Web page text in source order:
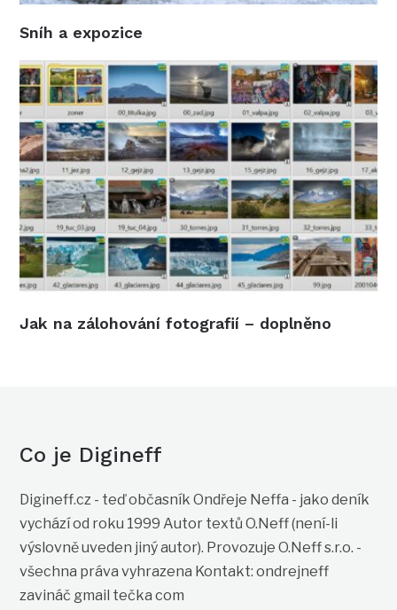
Sníh a expozice
Jak na zálohování fotografií – doplněno
Co je Digineff
Digineff.cz - teď občasník Ondřeje Neffa - jako deník
vychází od roku 1999 Autor textů O.Neff (není-li
výslovně uveden jiný autor). Provozuje O.Neff s.r.o. -
všechna práva vyhrazena Kontakt: ondrejneff
zavináč gmail tečka com